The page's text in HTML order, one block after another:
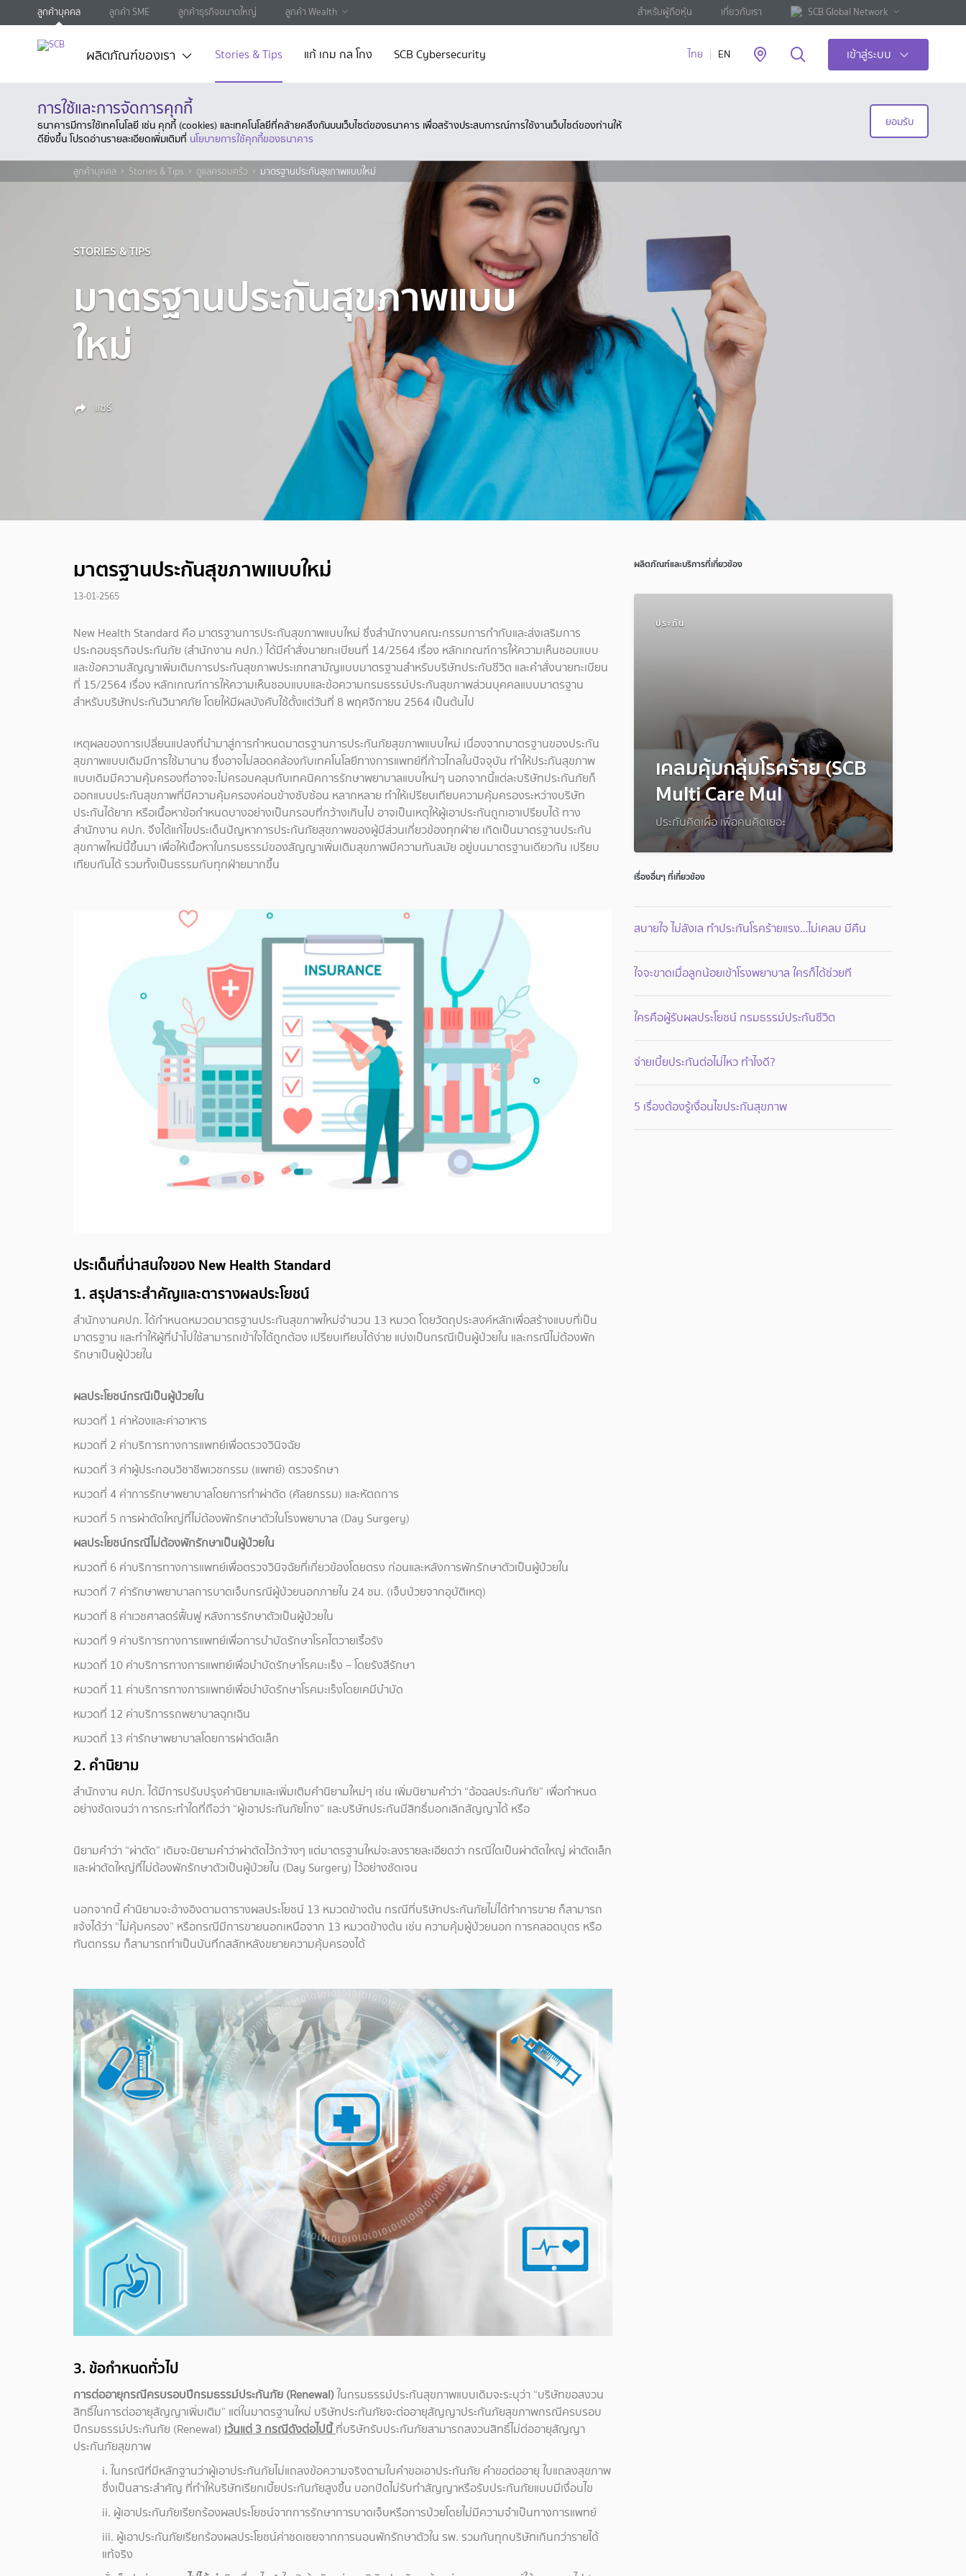
ลูกค้าบุคคล ลูกค้า SME ลูกค้าธุรกิจขนาดใหญ่ ลูกค้า Wealth สำหรับผู้ถือหุ้น เกี่ยวกับเรา SCB Global Network
ผลิตภัณฑ์ของเรา Stories & Tips แก้ เกม กล โกง SCB Cybersecurity ไทย EN เข้าสู่ระบบ
การใช้และการจัดการคุกกี้
ธนาคารมีการใช้เทคโนโลยี เช่น คุกกี้ (cookies) และเทคโนโลยีที่คล้ายคลึงกันบนเว็บไซต์ของธนาคาร เพื่อสร้างประสบการณ์การใช้งานเว็บไซต์ของท่านให้
ดียิ่งขึ้น โปรดอ่านรายละเอียดเพิ่มเติมที่ นโยบายการใช้คุกกี้ของธนาคาร
ยอมรับ
ลูกค้าบุคคล Stories & Tips ดูแลครอบครัว มาตรฐานประกันสุขภาพแบบใหม่
STORIES & TIPS
มาตรฐานประกันสุขภาพแบบ
ใหม่
แชร์
มาตรฐานประกันสุขภาพแบบใหม่
13-01-2565
New Health Standard คือ มาตรฐานการประกันสุขภาพแบบใหม่ ซึ่งสำนักงานคณะกรรมการกำกับและส่งเสริมการ
ประกอบธุรกิจประกันภัย (สำนักงาน คปภ.) ได้มีคำสั่งนายทะเบียนที่ 14/2564 เรื่อง หลักเกณฑ์การให้ความเห็นชอบแบบ
และข้อความสัญญาเพิ่มเติมการประกันสุขภาพประเภทสามัญแบบมาตรฐานสำหรับบริษัทประกันชีวิต และคำสั่งนายทะเบียน
ที่ 15/2564 เรื่อง หลักเกณฑ์การให้ความเห็นชอบแบบและข้อความกรมธรรม์ประกันสุขภาพส่วนบุคคลแบบมาตรฐาน
สำหรับบริษัทประกันวินาศภัย โดยให้มีผลบังคับใช้ตั้งแต่วันที่ 8 พฤศจิกายน 2564 เป็นต้นไป
เหตุผลของการเปลี่ยนแปลงที่นำมาสู่การกำหนดมาตรฐานการประกันภัยสุขภาพแบบใหม่ เนื่องจากมาตรฐานของประกัน
สุขภาพแบบเดิมมีการใช้มานาน ซึ่งอาจไม่สอดคล้องกับเทคโนโลยีทางการแพทย์ที่ก้าวไกลในปัจจุบัน ทำให้ประกันสุขภาพ
แบบเดิมมีความคุ้มครองที่อาจจะไม่ครอบคลุมกับเทคนิคการรักษาพยาบาลแบบใหม่ๆ นอกจากนี้แต่ละบริษัทประกันภัยก็
ออกแบบประกันสุขภาพที่มีความคุ้มครองค่อนข้างซับซ้อน หลากหลาย ทำให้เปรียบเทียบความคุ้มครองระหว่างบริษัท
ประกันได้ยาก หรือเนื้อหาข้อกำหนดบางอย่างเป็นกรอบที่กว้างเกินไป อาจเป็นเหตุให้ผู้เอาประกันถูกเอาเปรียบได้ ทาง
สำนักงาน คปภ. จึงได้แก้ไขประเด็นปัญหาการประกันภัยสุขภาพของผู้มีส่วนเกี่ยวข้องทุกฝ่าย เกิดเป็นมาตรฐานประกัน
สุขภาพใหม่นี้ขึ้นมา เพื่อให้เนื้อหาในกรมธรรม์ของสัญญาเพิ่มเติมสุขภาพมีความทันสมัย อยู่บนมาตรฐานเดียวกัน เปรียบ
เทียบกันได้ รวมทั้งเป็นธรรมกับทุกฝ่ายมากขึ้น
ประเด็นที่น่าสนใจของ New Health Standard
1. สรุปสาระสำคัญและตารางผลประโยชน์
สำนักงานคปภ. ได้กำหนดหมวดมาตรฐานประกันสุขภาพใหม่จำนวน 13 หมวด โดยวัตถุประสงค์หลักเพื่อสร้างแบบที่เป็น
มาตรฐาน และทำให้ผู้ที่นำไปใช้สามารถเข้าใจได้ถูกต้อง เปรียบเทียบได้ง่าย แบ่งเป็นกรณีเป็นผู้ป่วยใน และกรณีไม่ต้องพัก
รักษาเป็นผู้ป่วยใน
ผลประโยชน์กรณีเป็นผู้ป่วยใน
หมวดที่ 1 ค่าห้องและค่าอาหาร
หมวดที่ 2 ค่าบริการทางการแพทย์เพื่อตรวจวินิจฉัย
หมวดที่ 3 ค่าผู้ประกอบวิชาชีพเวชกรรม (แพทย์) ตรวจรักษา
หมวดที่ 4 ค่าการรักษาพยาบาลโดยการทำผ่าตัด (ศัลยกรรม) และหัตถการ
หมวดที่ 5 การผ่าตัดใหญ่ที่ไม่ต้องพักรักษาตัวในโรงพยาบาล (Day Surgery)
ผลประโยชน์กรณีไม่ต้องพักรักษาเป็นผู้ป่วยใน
หมวดที่ 6 ค่าบริการทางการแพทย์เพื่อตรวจวินิจฉัยที่เกี่ยวข้องโดยตรง ก่อนและหลังการพักรักษาตัวเป็นผู้ป่วยใน
หมวดที่ 7 ค่ารักษาพยาบาลการบาดเจ็บกรณีผู้ป่วยนอกภายใน 24 ชม. (เจ็บป่วยจากอุบัติเหตุ)
หมวดที่ 8 ค่าเวชศาสตร์ฟื้นฟู หลังการรักษาตัวเป็นผู้ป่วยใน
หมวดที่ 9 ค่าบริการทางการแพทย์เพื่อการบำบัดรักษาโรคไตวายเรื้อรัง
หมวดที่ 10 ค่าบริการทางการแพทย์เพื่อบำบัดรักษาโรคมะเร็ง – โดยรังสีรักษา
หมวดที่ 11 ค่าบริการทางการแพทย์เพื่อบำบัดรักษาโรคมะเร็งโดยเคมีบำบัด
หมวดที่ 12 ค่าบริการรถพยาบาลฉุกเฉิน
หมวดที่ 13 ค่ารักษาพยาบาลโดยการผ่าตัดเล็ก
2. คำนิยาม
สำนักงาน คปภ. ได้มีการปรับปรุงคำนิยามและเพิ่มเติมคำนิยามใหม่ๆ เช่น เพิ่มนิยามคำว่า “ฉ้อฉลประกันภัย” เพื่อกำหนด
อย่างชัดเจนว่า การกระทำใดที่ถือว่า “ผู้เอาประกันภัยโกง” และบริษัทประกันมีสิทธิ์บอกเลิกสัญญาได้ หรือ
นิยามคำว่า “ผ่าตัด” เดิมจะนิยามคำว่าผ่าตัดไว้กว้างๆ แต่มาตรฐานใหม่จะลงรายละเอียดว่า กรณีใดเป็นผ่าตัดใหญ่ ผ่าตัดเล็ก
และผ่าตัดใหญ่ที่ไม่ต้องพักรักษาตัวเป็นผู้ป่วยใน (Day Surgery) ไว้อย่างชัดเจน
นอกจากนี้ คำนิยามจะอ้างอิงตามตารางผลประโยชน์ 13 หมวดข้างต้น กรณีที่บริษัทประกันภัยไม่ได้ทำการขาย ก็สามารถ
แจ้งได้ว่า “ไม่คุ้มครอง” หรือกรณีมีการขายนอกเหนือจาก 13 หมวดข้างต้น เช่น ความคุ้มผู้ป่วยนอก การคลอดบุตร หรือ
ทันตกรรม ก็สามารถทำเป็นบันทึกสลักหลังขยายความคุ้มครองได้
3. ข้อกำหนดทั่วไป
การต่ออายุกรณีครบรอบปีกรมธรรม์ประกันภัย (Renewal)ในกรมธรรม์ประกันสุขภาพแบบเดิมจะระบุว่า “บริษัทขอสงวน
สิทธิ์ในการต่ออายุสัญญาเพิ่มเติม” แต่ในมาตรฐานใหม่ บริษัทประกันภัยจะต่ออายุสัญญาประกันภัยสุขภาพกรณีครบรอบ
ปีกรมธรรม์ประกันภัย (Renewal) เว้นแต่ 3 กรณีดังต่อไปนี้ที่บริษัทรับประกันภัยสามารถสงวนสิทธิ์ไม่ต่ออายุสัญญา
ประกันภัยสุขภาพ
i. ในกรณีที่มีหลักฐานว่าผู้เอาประกันภัยไม่แถลงข้อความจริงตามใบคำขอเอาประกันภัย คำขอต่ออายุ ใบแถลงสุขภาพ
ซึ่งเป็นสาระสำคัญ ที่ทำให้บริษัทเรียกเบี้ยประกันภัยสูงขึ้น บอกปัดไม่รับทำสัญญาหรือรับประกันภัยแบบมีเงื่อนไข
ii. ผู้เอาประกันภัยเรียกร้องผลประโยชน์จากการรักษาการบาดเจ็บหรือการป่วยโดยไม่มีความจำเป็นทางการแพทย์
iii. ผู้เอาประกันภัยเรียกร้องผลประโยชน์ค่าชดเชยจากการนอนพักรักษาตัวใน รพ. รวมกันทุกบริษัทเกินกว่ารายได้
แท้จริง
ผลิตภัณฑ์และบริการที่เกี่ยวข้อง
ประกัน
เคลมคุ้มกลุ่มโรคร้าย (SCB
Multi Care Mul
ประกันคิดเผื่อ เพื่อคนคิดเยอะ
เรื่องอื่นๆ ที่เกี่ยวข้อง
สบายใจ ไม่ลังเล ทำประกันโรคร้ายแรง…ไม่เคลม มีคืน
ใจจะขาดเมื่อลูกน้อยเข้าโรงพยาบาล ใครก็ได้ช่วยที
ใครคือผู้รับผลประโยชน์ กรมธรรม์ประกันชีวิต
จ่ายเบี้ยประกันต่อไม่ไหว ทำไงดี?
5 เรื่องต้องรู้เงื่อนไขประกันสุขภาพ